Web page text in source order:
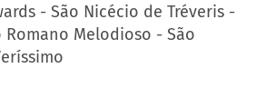
- São Nicécio de Tréveris -
Romano Melodioso - São